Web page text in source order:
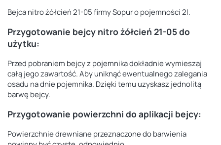
Bejca nitro żółcień 21-05 firmy Sopur o pojemności 2l.
Przygotowanie bejcy nitro żółcień 21-05 do
użytku:
Przed pobraniem bejcy z pojemnika dokładnie wymieszaj
całą jego zawartość. Aby uniknąć ewentualnego zalegania
osadu na dnie pojemnika. Dzięki temu uzyskasz jednolitą
barwę bejcy.
Przygotowanie powierzchni do aplikacji bejcy:
Powierzchnie drewniane przeznaczone do barwienia